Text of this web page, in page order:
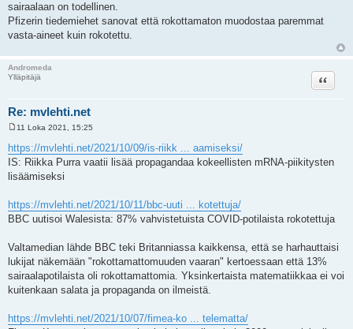
sairaalaan on todellinen.
Pfizerin tiedemiehet sanovat että rokottamaton muodostaa paremmat
vasta-aineet kuin rokotettu.
Andromeda
Ylläpitäjä
Re: mvlehti.net
Lainaa
i
e
s
i
11 Loka 2021, 15:25
https://mvlehti.net/2021/10/09/is-riikk ... aamiseksi/
IS: Riikka Purra vaatii lisää propagandaa kokeellisten mRNA-piikitysten
lisäämiseksi
https://mvlehti.net/2021/10/11/bbc-uuti ... kotettuja/
BBC uutisoi Walesista: 87% vahvistetuista COVID-potilaista rokotettuja
Valtamedian lähde BBC teki Britanniassa kaikkensa, että se harhauttaisi
lukijat näkemään "rokottamattomuuden vaaran" kertoessaan että 13%
sairaalapotilaista oli rokottamattomia. Yksinkertaista matematiikkaa ei voi
kuitenkaan salata ja propaganda on ilmeistä.
https://mvlehti.net/2021/10/07/fimea-ko ... telematta/